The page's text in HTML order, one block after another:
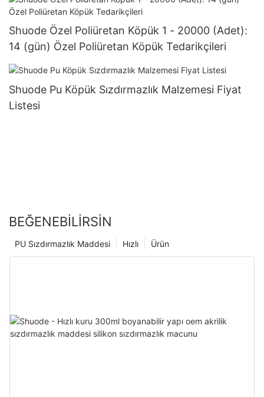
Shuode Özel Poliüretan Köpük 1 - 20000 (Adet):
14 (gün) Özel Poliüretan Köpük Tedarikçileri
Shuode Pu Köpük Sızdırmazlık Malzemesi Fiyat
Listesi
BEĞENEBILIRSIN
Ürün
Hızlı
PU Sızdırmazlık Maddesi